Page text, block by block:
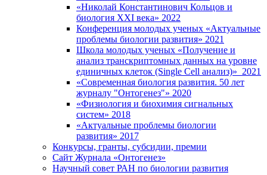
«Николай Константинович Кольцов и
биология XXI века» 2022
Конференция молодых ученых «Актуальные
проблемы биологии развития» 2021
Школа молодых ученых «Получение и
анализ транскриптомных данных на уровне
единичных клеток (Single Cell анализ)» 2021
«Современная биология развития. 50 лет
журналу "Онтогенез"» 2020
«Физиология и биохимия сигнальных
систем» 2018
«Актуальные проблемы биологии
развития» 2017
Конкурсы, гранты, субсидии, премии
Сайт Журнала «Онтогенез»
Научный совет РАН по биологии развития